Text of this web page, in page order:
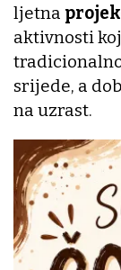
ljetna
aktivnosti
srijede, a
na uzrast.